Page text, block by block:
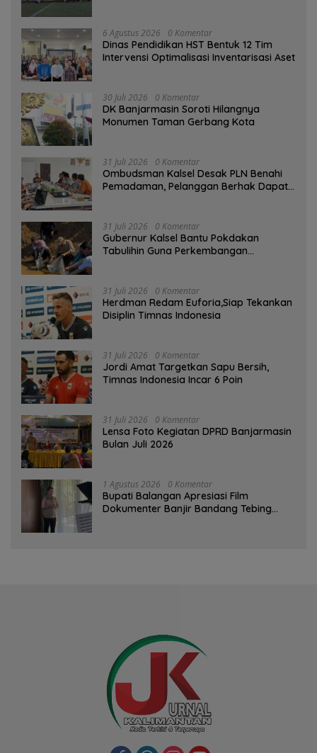
6 Agustus 2026 0 Komentar
Dinas Pendidikan HST Bentuk 12 Tim
Intervensi Optimalisasi Inventarisasi Aset
30 Juli 2026 0 Komentar
DK Banjarmasin Soroti Hilangnya
Monumen Taman Gerbang Kota
31 Juli 2026 0 Komentar
Ombudsman Kalsel Desak PLN Benahi
Pemadaman, Pelanggan Berhak Dapat
31 Juli 2026 0 Komentar
Gubernur Kalsel Bantu Pokdakan
Tabulihin Guna Perkembangan
31 Juli 2026 0 Komentar
Herdman Redam Euforia,Siap Tekankan
Disiplin Timnas Indonesia
31 Juli 2026 0 Komentar
Jordi Amat Targetkan Sapu Bersih,
Timnas Indonesia Incar 6 Poin
31 Juli 2026 0 Komentar
Lensa Foto Kegiatan DPRD Banjarmasin
Bulan Juli 2026
1 Agustus 2026 0 Komentar
Bupati Balangan Apresiasi Film
Dokumenter Banjir Bandang Tebing